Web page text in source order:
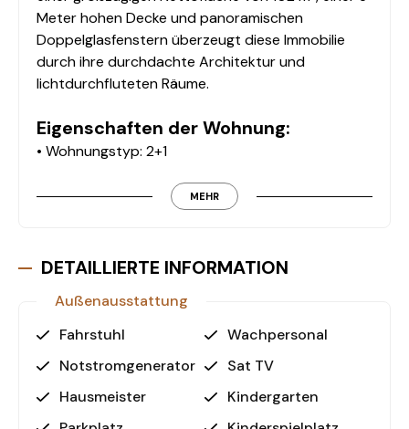
Meter hohen Decke und panoramischen
Doppelglasfenstern überzeugt diese Immobilie
durch ihre durchdachte Architektur und
lichtdurchfluteten Räume.
Eigenschaften der Wohnung:
• Wohnungstyp: 2+1
• Bodenbelag: Porselen-Seramikfliesen
Fußbodenheizung
Stahltür
Dank der funktionalen Raumaufteilung und
hochwertigen Materialien genießen Sie hier ein
harmonisches Wohngefühl – ideal für Eigennutzer
und Investoren gleichermaßen.
MEHR
DETAILLIERTE INFORMATION
Außenausstattung
Fahrstuhl
Wachpersonal
Notstromgenerator
Sat TV
Hausmeister
Kindergarten